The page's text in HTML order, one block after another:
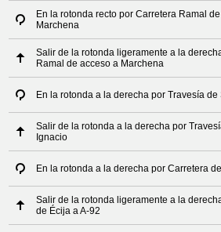
En la rotonda recto por Carretera Ramal
Marchena
Salir de la rotonda ligeramente a la
Ramal de acceso a Marchena
En la rotonda a la derecha por Travesía de
Salir de la rotonda a la derecha por
Ignacio
En la rotonda a la derecha por Carretera
Salir de la rotonda ligeramente a la
de Écija a A-92